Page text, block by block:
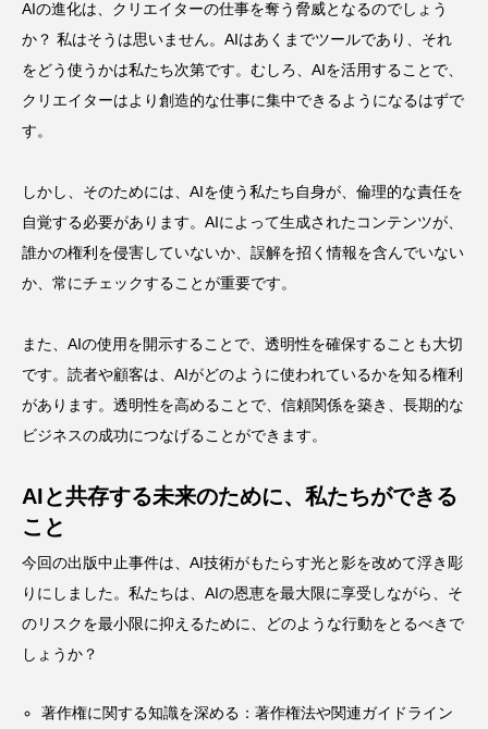
AIの進化は、クリエイターの仕事を奪う脅威となるのでしょう
か？ 私はそうは思いません。AIはあくまでツールであり、それ
をどう使うかは私たち次第です。むしろ、AIを活用することで、
クリエイターはより創造的な仕事に集中できるようになるはずで
す。
しかし、そのためには、AIを使う私たち自身が、倫理的な責任を
自覚する必要があります。AIによって生成されたコンテンツが、
誰かの権利を侵害していないか、誤解を招く情報を含んでいない
か、常にチェックすることが重要です。
また、AIの使用を開示することで、透明性を確保することも大切
です。読者や顧客は、AIがどのように使われているかを知る権利
があります。透明性を高めることで、信頼関係を築き、長期的な
ビジネスの成功につなげることができます。
AIと共存する未来のために、私たちができる
こと
今回の出版中止事件は、AI技術がもたらす光と影を改めて浮き彫
りにしました。私たちは、AIの恩恵を最大限に享受しながら、そ
のリスクを最小限に抑えるために、どのような行動をとるべきで
しょうか？
著作権に関する知識を深める：著作権法や関連ガイドライン